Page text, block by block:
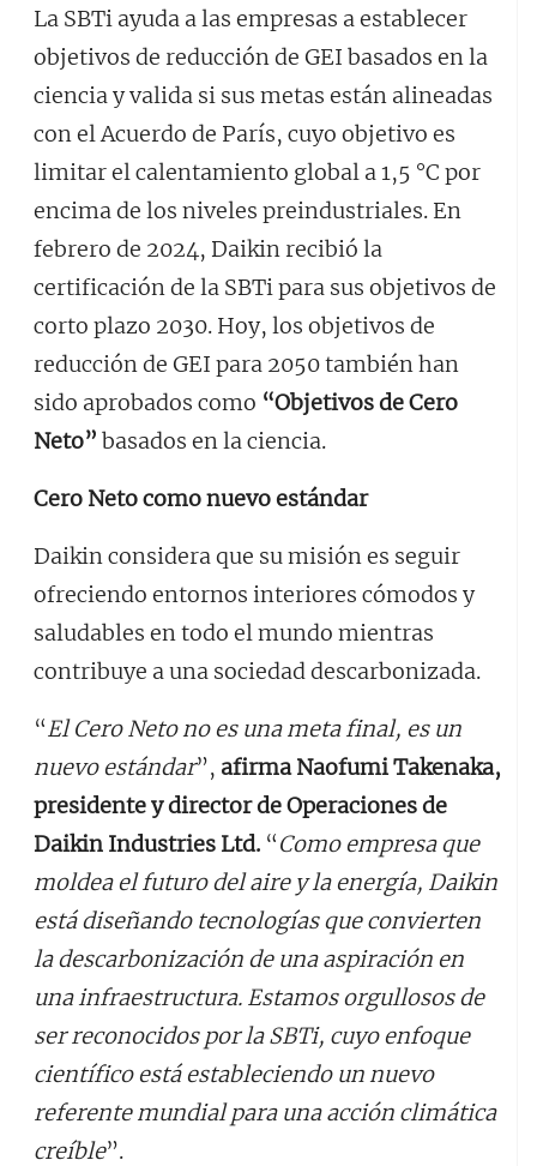
La SBTi ayuda a las empresas a establecer
objetivos de reducción de GEI basados en la
ciencia y valida si sus metas están alineadas
con el Acuerdo de París, cuyo objetivo es
limitar el calentamiento global a 1,5 °C por
encima de los niveles preindustriales. En
febrero de 2024, Daikin recibió la
certificación de la SBTi para sus objetivos de
corto plazo 2030. Hoy, los objetivos de
reducción de GEI para 2050 también han
sido aprobados como “Objetivos de Cero
Neto” basados en la ciencia.
Cero Neto como nuevo estándar
Daikin considera que su misión es seguir
ofreciendo entornos interiores cómodos y
saludables en todo el mundo mientras
contribuye a una sociedad descarbonizada.
“El Cero Neto no es una meta final, es un
nuevo estándar”, afirma Naofumi Takenaka,
presidente y director de Operaciones de
Daikin Industries Ltd. “Como empresa que
moldea el futuro del aire y la energía, Daikin
está diseñando tecnologías que convierten
la descarbonización de una aspiración en
una infraestructura. Estamos orgullosos de
ser reconocidos por la SBTi, cuyo enfoque
científico está estableciendo un nuevo
referente mundial para una acción climática
creíble”.